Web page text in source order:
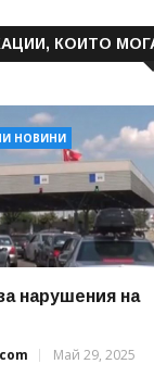
КОИТО
НОВИНИ
нарушения на
Май 29, 2025